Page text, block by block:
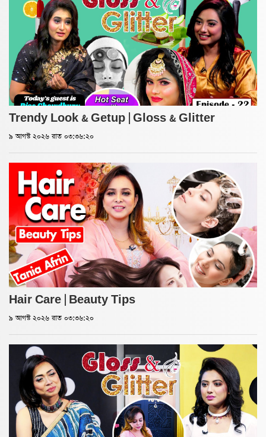
Trendy Look & Getup | Gloss & Glitter
৯ আগস্ট ২০২৬ রাত ০৩:৩৬:২০
Hair Care | Beauty Tips
৯ আগস্ট ২০২৬ রাত ০৩:৩৬:২০